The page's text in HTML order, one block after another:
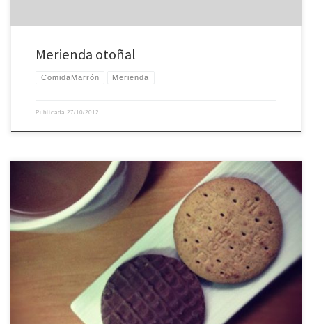
Merienda otoñal
ComidaMarrón Merienda
Publicada 27/10/2012
Pocas cosas me gustan más a media tarde que una taza enorme de earl grey
con un poco de leche y un par de galletas. Después de las galletas de miel y
cardamomo, éstas tipo digestive con chocolate quizás sean mis favoritas
para el té. Un tecito siempre sienta bien. Eso.